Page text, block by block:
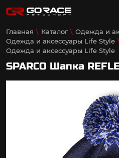
Главная Каталог
Одежда и
Одежда и аксессуары Life Style
Одежда и аксессуары Life Style
SPARCO Шапка